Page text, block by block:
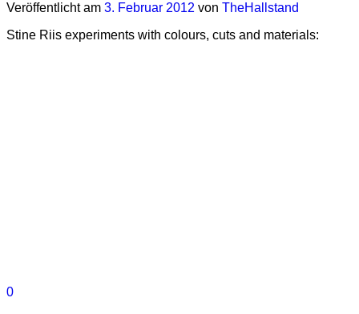
Veröffentlicht am 3. Februar 2012 von TheHallstand
Stine Riis experiments with colours, cuts and materials:
0